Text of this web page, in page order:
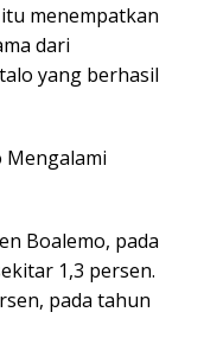
menempatkan
dari
yang berhasil
Mengalami
Boalemo, pada
1,3 persen.
pada tahun